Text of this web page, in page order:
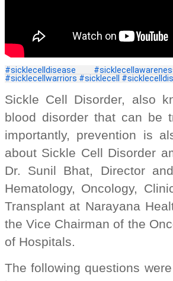
#sicklecelldisease
#sicklecellwarriors #sicklecell
Sickle Cell Disorder, also
blood disorder that can be
importantly, prevention is
about Sickle Cell Disorder
Dr. Sunil Bhat, Director
Hematology, Oncology,
Transplant at Narayana
the Vice Chairman of the
of Hospitals.
The following questions